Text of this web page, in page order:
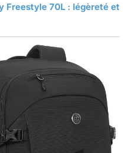
Freestyle 70L : légèreté et